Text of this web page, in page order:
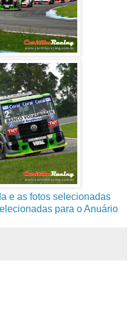
e as fotos selecionadas
para o Anuário